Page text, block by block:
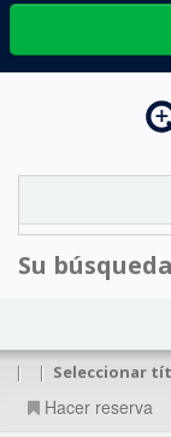
Su
| | Seleccionar
Hacer reserva